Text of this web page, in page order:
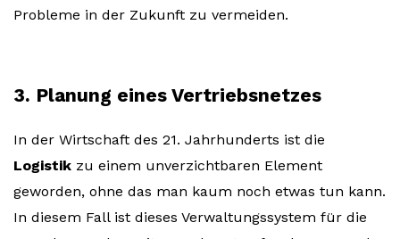
Probleme in der Zukunft zu vermeiden.
3. Planung eines Vertriebsnetzes
In der Wirtschaft des 21. Jahrhunderts ist die
Logistik zu einem unverzichtbaren Element
geworden, ohne das man kaum noch etwas tun kann.
In diesem Fall ist dieses Verwaltungssystem für die